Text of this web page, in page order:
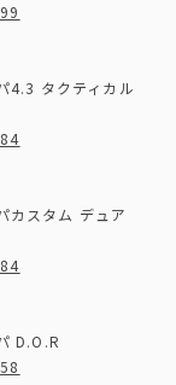
4.3 タクティカル
カスタム デュア
D.O.R